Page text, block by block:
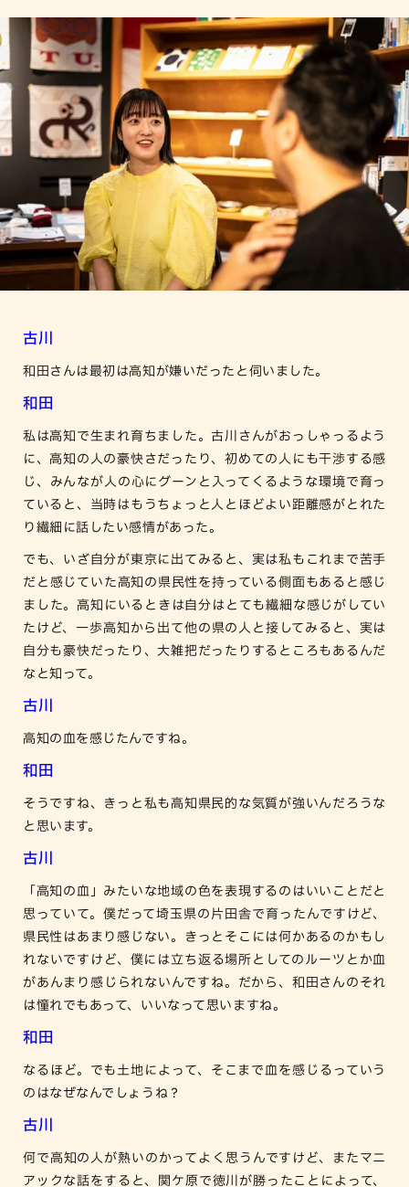
古川
和田さんは最初は高知が嫌いだったと伺いました。
和田
私は高知で生まれ育ちました。古川さんがおっしゃっるよう
に、高知の人の豪快さだったり、初めての人にも干渉する感
じ、みんなが人の心にグーンと入ってくるような環境で育っ
ていると、当時はもうちょっと人とほどよい距離感がとれた
り繊細に話したい感情があった。
でも、いざ自分が東京に出てみると、実は私もこれまで苦手
だと感じていた高知の県民性を持っている側面もあると感じ
ました。高知にいるときは自分はとても繊細な感じがしてい
たけど、一歩高知から出て他の県の人と接してみると、実は
自分も豪快だったり、大雑把だったりするところもあるんだ
なと知って。
古川
高知の血を感じたんですね。
和田
そうですね、きっと私も高知県民的な気質が強いんだろうな
と思います。
古川
「高知の血」みたいな地域の色を表現するのはいいことだと
思っていて。僕だって埼玉県の片田舎で育ったんですけど、
県民性はあまり感じない。きっとそこには何かあるのかもし
れないですけど、僕には立ち返る場所としてのルーツとか血
があんまり感じられないんですね。だから、和田さんのそれ
は憧れでもあって、いいなって思いますね。
和田
なるほど。でも土地によって、そこまで血を感じるっていう
のはなぜなんでしょうね？
古川
何で高知の人が熱いのかってよく思うんですけど、またマニ
アックな話をすると、関ケ原で徳川が勝ったことによって、